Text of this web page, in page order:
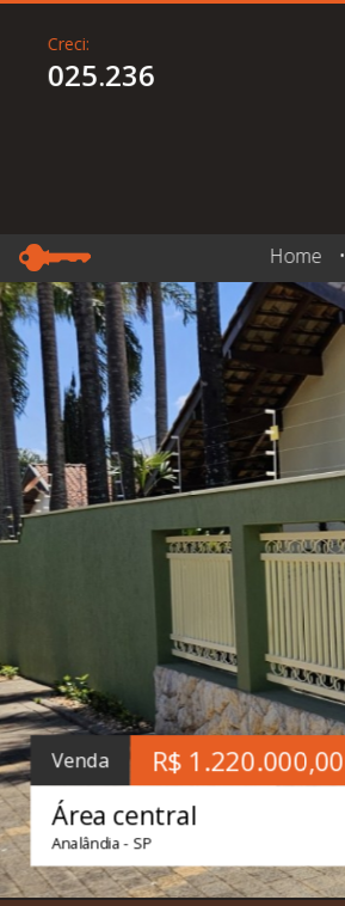
Creci:
025.236
Home •
Venda
R$ 1.220.000,00
Área central
Analândia - SP